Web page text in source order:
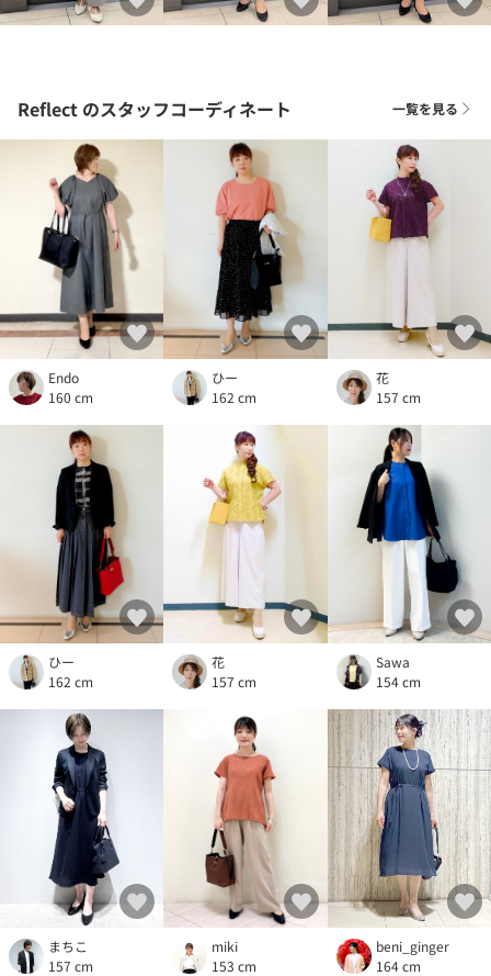
Reflect のスタッフコーディネート 一覧を見る
Endo
160 cm
ひー
162 cm
花
157 cm
ひー
162 cm
花
157 cm
Sawa
154 cm
まちこ
157 cm
miki
153 cm
beni_ginger
164 cm